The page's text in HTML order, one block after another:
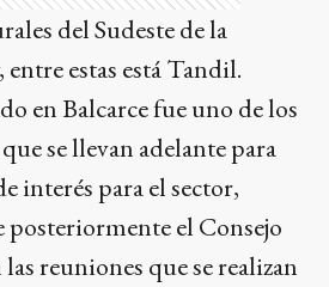
del Sudeste de la
estas está Tandil.
en Balcarce fue uno de los
se llevan adelante para
interés para el sector,
el Consejo
reuniones que se realizan